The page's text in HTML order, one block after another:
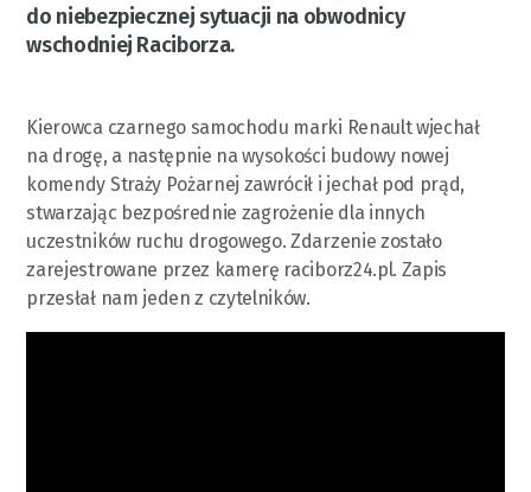
do niebezpiecznej sytuacji na obwodnicy
wschodniej Raciborza.
Kierowca czarnego samochodu marki Renault wjechał
na drogę, a następnie na wysokości budowy nowej
komendy Straży Pożarnej zawrócił i jechał pod prąd,
stwarzając bezpośrednie zagrożenie dla innych
uczestników ruchu drogowego. Zdarzenie zostało
zarejestrowane przez kamerę raciborz24.pl. Zapis
przesłał nam jeden z czytelników.